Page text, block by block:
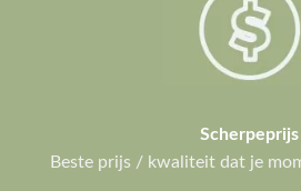
Scherpeprijs
Beste prijs / kwaliteit dat je